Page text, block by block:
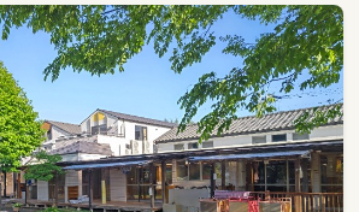
入っていただける場合〉
け入れ、保護者対応
の整備、健康チェック
入っていただける場合〉
応、帰りの身支度
・汚れ物等の整理
の片付け、清掃など